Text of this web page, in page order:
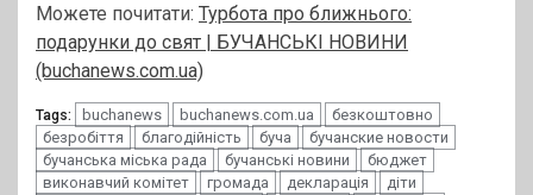
Можете почитати: Турбота про ближнього:
подарунки до свят | БУЧАНСЬКІ НОВИНИ
(buchanews.com.ua)
Tags: buchanews buchanews.com.ua
безкоштовно
безробіття
благодійність буча
бучанские новости
бучанська міська рада
бучанські новини
бюджет
виконавчий комітет
громада декларація
діти